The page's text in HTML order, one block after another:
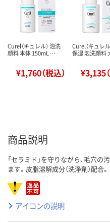
Curel（キュレル） 泡洗
顔料 本体 150mL …
¥1,760（税込）
Curel（キュレ
保湿 泡洗顔料
¥3,135
商品説明
「セラミド」を守りながら、毛穴
ます。皮脂溶解成分（洗浄剤）配
アイコンの説明